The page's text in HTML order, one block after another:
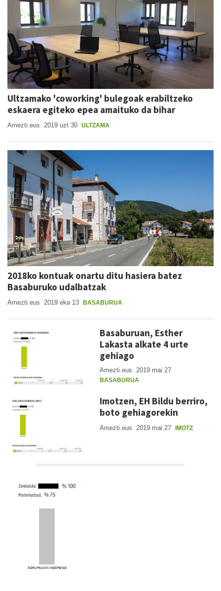
Ultzamako 'coworking' bulegoak erabiltzeko
eskaera egiteko epea amaituko da bihar
Amezti.eus 2019 uzt 30 ULTZAMA
2018ko kontuak onartu ditu hasiera batez
Basaburuko udalbatzak
Amezti.eus 2019 eka 13 BASABURUA
Basaburuan, Esther
Lakasta alkate 4 urte
gehiago
Amezti.eus 2019 mai 27
BASABURUA
Imotzen, EH Bildu berriro,
boto gehiagorekin
Amezti.eus 2019 mai 27 IMOTZ